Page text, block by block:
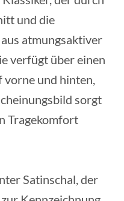
und die
atmungsaktiver
verfügt über einen
vorne und hinten,
sorgt
Tragekomfort
Satinschal, der